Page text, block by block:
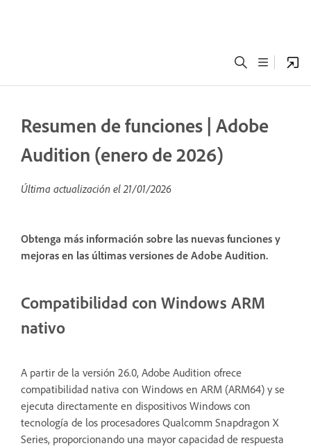
Resumen de funciones | Adobe
Audition (enero de 2026)
Última actualización el21/01/2026
Obtenga más información sobre las nuevas funciones y
mejoras en las últimas versiones de Adobe Audition.
Compatibilidad con Windows ARM
nativo
A partir de la versión 26.0, Adobe Audition ofrece
compatibilidad nativa con Windows en ARM (ARM64) y se
ejecuta directamente en dispositivos Windows con
tecnología de los procesadores Qualcomm Snapdragon X
Series, proporcionando una mayor capacidad de respuesta